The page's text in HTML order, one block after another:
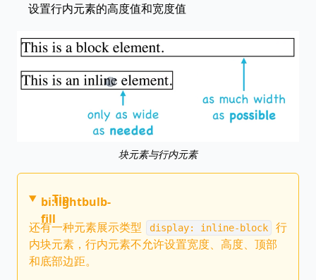
设置行内元素的高度值和宽度值
块元素与行内元素
bi:lightbulb-
fill
Tip
还有一种元素展示类型
display: inline-block
行
内块元素，行内元素不允许设置宽度、高度、顶部
和底部边距。